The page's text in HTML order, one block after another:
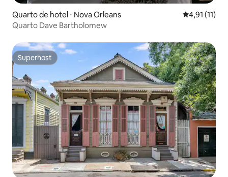
Quarto de hotel ⋅ Nova Orleans 4,91 de uma
4,91 (11)
Quarto Dave Bartholomew
Superhost
Superhost